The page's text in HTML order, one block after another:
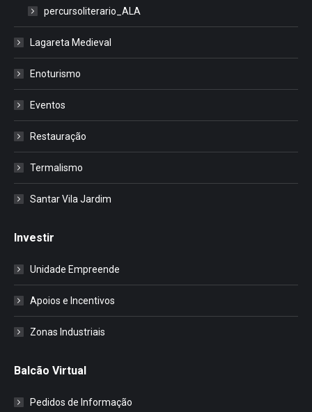
percursoliterario_ALA
Lagareta Medieval
Enoturismo
Eventos
Restauração
Termalismo
Santar Vila Jardim
Investir
Unidade Empreende
Apoios e Incentivos
Zonas Industriais
Balcão Virtual
Pedidos de Informação